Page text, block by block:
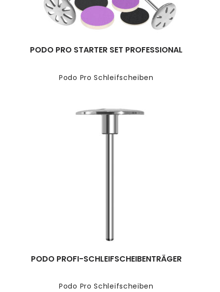
Podo Pro Schleifscheiben
PODO PRO STARTER SET PROFESSIONAL
Podo Pro Schleifscheiben
PODO PROFI-SCHLEIFSCHEIBENTRÄGER